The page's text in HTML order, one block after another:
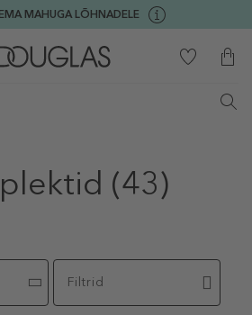
MAHUGA LÕHNADELE
(43)
Filtrid